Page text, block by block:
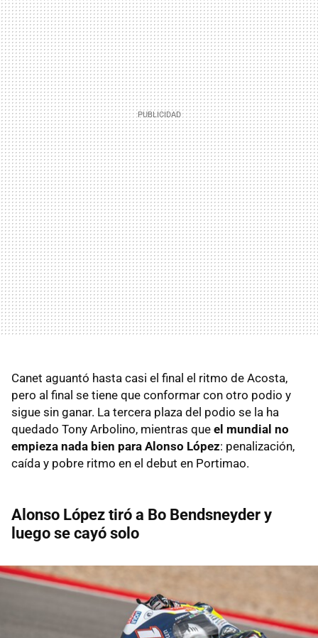
Canet aguantó hasta casi el final el ritmo de Acosta,
pero al final se tiene que conformar con otro podio y
sigue sin ganar. La tercera plaza del podio se la ha
quedado Tony Arbolino, mientras que el mundial no
empieza nada bien para Alonso López: penalización,
caída y pobre ritmo en el debut en Portimao.
Alonso López tiró a Bo Bendsneyder y
luego se cayó solo